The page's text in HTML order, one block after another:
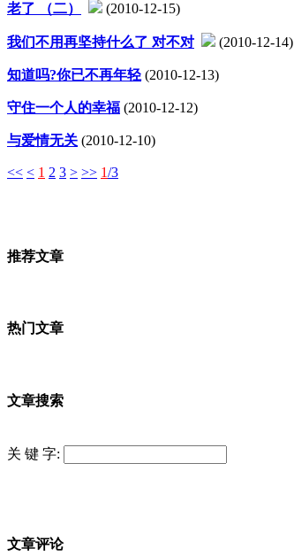
老了 （二） (2010-12-15)
我们不用再坚持什么了 对不对 (2010-12-14)
知道吗?你已不再年轻 (2010-12-13)
守住一个人的幸福 (2010-12-12)
与爱情无关 (2010-12-10)
<< < 1 2 3 > >> 1/3
推荐文章
热门文章
文章搜索
关 键 字:
文章评论